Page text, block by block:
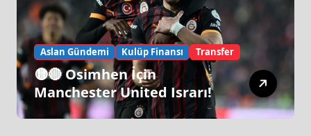
Aslan Gündemi Kulüp Finansı Transfer
🟡🔴 Osimhen İçin
Manchester United Israrı!